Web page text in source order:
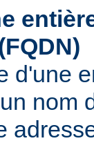
d'une
nom